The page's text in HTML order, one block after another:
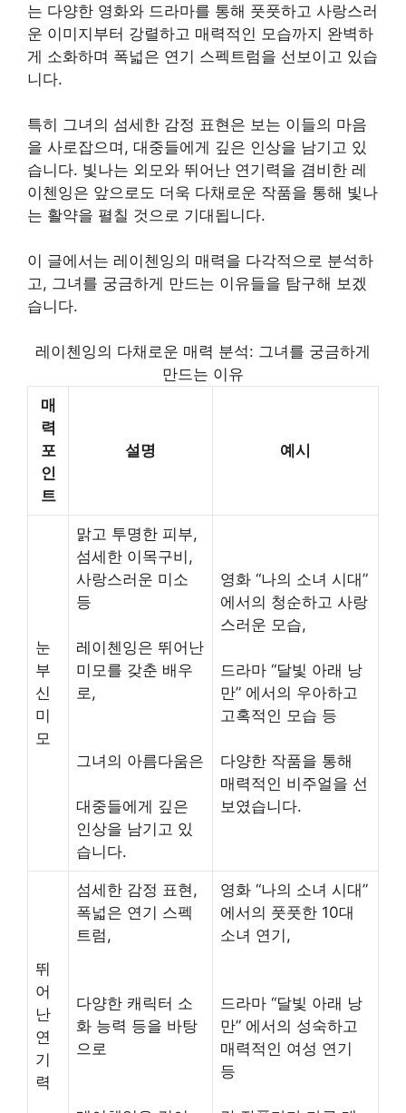
는 다양한 영화와 드라마를 통해 풋풋하고 사랑스러
운 이미지부터 강렬하고 매력적인 모습까지 완벽하
게 소화하며 폭넓은 연기 스펙트럼을 선보이고 있습
니다.
특히 그녀의 섬세한 감정 표현은 보는 이들의 마음
을 사로잡으며, 대중들에게 깊은 인상을 남기고 있
습니다. 빛나는 외모와 뛰어난 연기력을 겸비한 레
이첸잉은 앞으로도 더욱 다채로운 작품을 통해 빛나
는 활약을 펼칠 것으로 기대됩니다.
이 글에서는 레이첸잉의 매력을 다각적으로 분석하
고, 그녀를 궁금하게 만드는 이유들을 탐구해 보겠
습니다.
레이첸잉의 다채로운 매력 분석: 그녀를 궁금하게
만드는 이유
매
력
포
인
트
설명 예시
눈
부
신
미
모
맑고 투명한 피부,
섬세한 이목구비,
사랑스러운 미소
등
레이첸잉은 뛰어난
미모를 갖춘 배우
로,
그녀의 아름다움은
대중들에게 깊은
인상을 남기고 있
습니다.
영화 “나의 소녀 시대”
에서의 청순하고 사랑
스러운 모습,
드라마 “달빛 아래 낭
만” 에서의 우아하고
고혹적인 모습 등
다양한 작품을 통해
매력적인 비주얼을 선
보였습니다.
뛰
어
난
연
기
력
섬세한 감정 표현,
폭넓은 연기 스펙
트럼,
다양한 캐릭터 소
화 능력 등을 바탕
으로
영화 “나의 소녀 시대”
에서의 풋풋한 10대
소녀 연기,
드라마 “달빛 아래 낭
만” 에서의 성숙하고
매력적인 여성 연기
등